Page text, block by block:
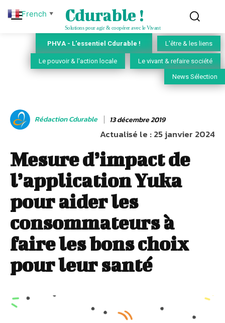
Cdurable !
Solutions pour agir & coopérer avec le Vivant
PHVA - L'essentiel Cdurable ! L'être & les liens
Le pouvoir & l'action locale Le vivant & refaire société
News Sélection
Rédaction Cdurable 13 décembre 2019
Actualisé le :25 janvier 2024
Mesure d’impact de
l’application Yuka
pour aider les
consommateurs à
faire les bons choix
pour leur santé
French ▼